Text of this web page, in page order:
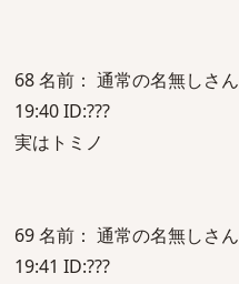
68 名前： 通常の名無しさ
19:40 ID:???
実はトミノ
69 名前： 通常の名無しさ
19:41 ID:???